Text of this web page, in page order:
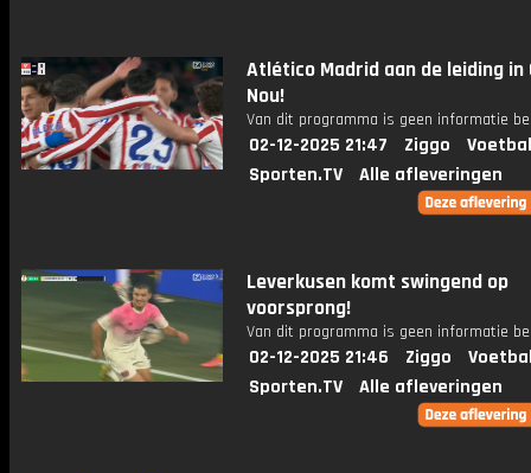
Atlético Madrid aan de leiding in
Nou!
Van dit programma is geen informatie
02-12-2025 21:47 Ziggo
Sporten.TV
Alle afleveringen
Leverkusen komt swingend op
voorsprong!
Van dit programma is geen informatie
02-12-2025 21:46 Ziggo
Sporten.TV
Alle afleveringen